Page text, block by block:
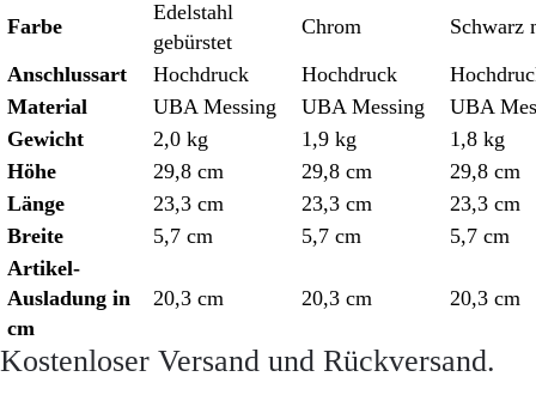
Farbe
Edelstahl
gebürstet
Chrom
Schwarz
Anschlussart
Hochdruck Hochdruck
Material
UBA Messing UBA Messing
UBA
Gewicht
2,0 kg 1,9 kg
1,8 kg
Höhe
29,8 cm 29,8 cm
29,8 cm
Länge
23,3 cm 23,3 cm
23,3 cm
Breite
5,7 cm 5,7 cm
5,7 cm
Artikel-
Ausladung in
cm
20,3 cm 20,3 cm 20,3 cm
Kostenloser Versand und Rückversand.